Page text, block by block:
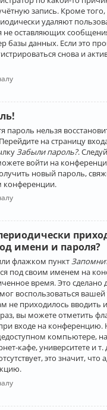
запись. Кроме
удаляют
не оставляющих
базы данных. Если это
снова и
пароль нельзя
на страницу
Забыли пароль?.
войти на
новый пароль,
конференции.
имени и пароля?
флажком пункт
под своим именем на
время. Это сделано
воспользоваться
не приходилось вводить
вы можете отметить
входе на конференцию.
компьютере,
кафе, университете и т.
это значит, что